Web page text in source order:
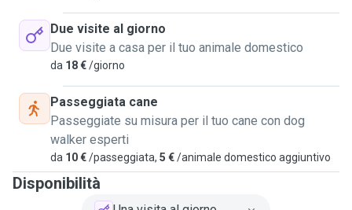
Due visite al giorno
Due visite a casa per il tuo animale domestico
da 18 €/giorno
Passeggiata cane
Passeggiate su misura per il tuo cane con dog
walker esperti
da 10 €/passeggiata, 5 €/animale domestico aggiuntivo
Disponibilità